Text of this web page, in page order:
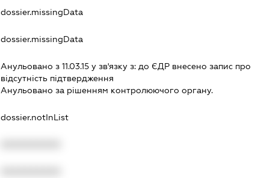
dossier.missingData
dossier.missingData
Анульовано з 11.03.15 у зв'язку з: до ЄДР внесено запис про
вiдсутнiсть пiдтвердження
Анульовано за рiшенням контролюючого органу.
dossier.notInList